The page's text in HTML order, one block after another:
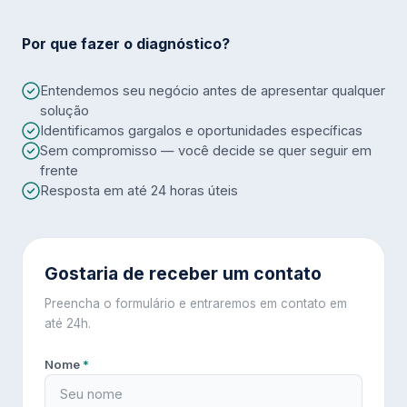
Por que fazer o diagnóstico?
Entendemos seu negócio antes de apresentar qualquer
solução
Identificamos gargalos e oportunidades específicas
Sem compromisso — você decide se quer seguir em
frente
Resposta em até 24 horas úteis
Gostaria de receber um contato
Preencha o formulário e entraremos em contato em
até 24h.
Nome *